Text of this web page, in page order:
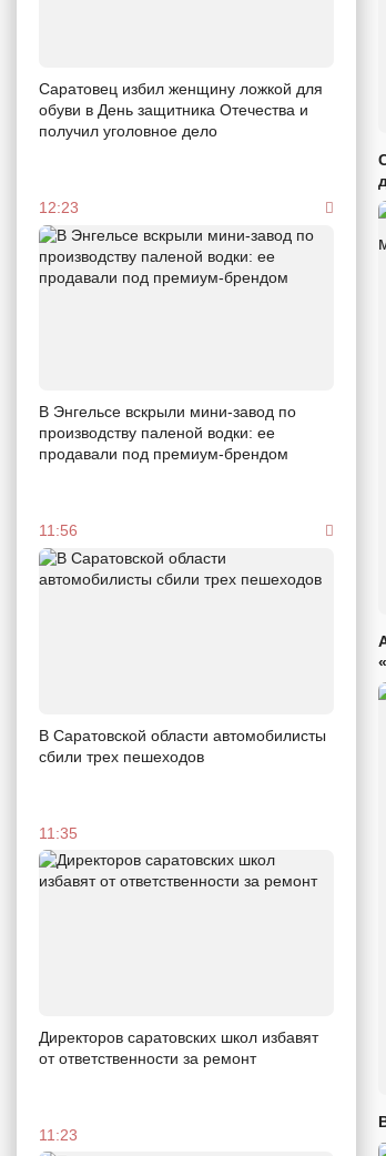
Саратовец избил женщину ложкой для
обуви в День защитника Отечества и
получил уголовное дело
12:23
В Энгельсе вскрыли мини-завод по
производству паленой водки: ее
продавали под премиум-брендом
11:56
В Саратовской области автомобилисты
сбили трех пешеходов
11:35
Директоров саратовских школ избавят
от ответственности за ремонт
11:23